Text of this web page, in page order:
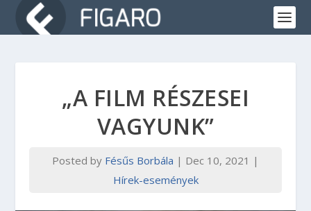
„A FILM RÉSZESEI
VAGYUNK”
Posted by Fésűs Borbála | Dec 10, 2021 |
Hírek-események